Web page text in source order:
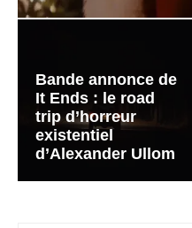
Bande annonce de
It Ends : le road
trip d’horreur
existentiel
d’Alexander Ullom